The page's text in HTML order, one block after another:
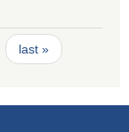
last »